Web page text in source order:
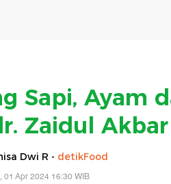
Sapi, Ayam
Zaidul Akbar
Dwi R - detikFood
01 Apr 2024 16:30 WIB